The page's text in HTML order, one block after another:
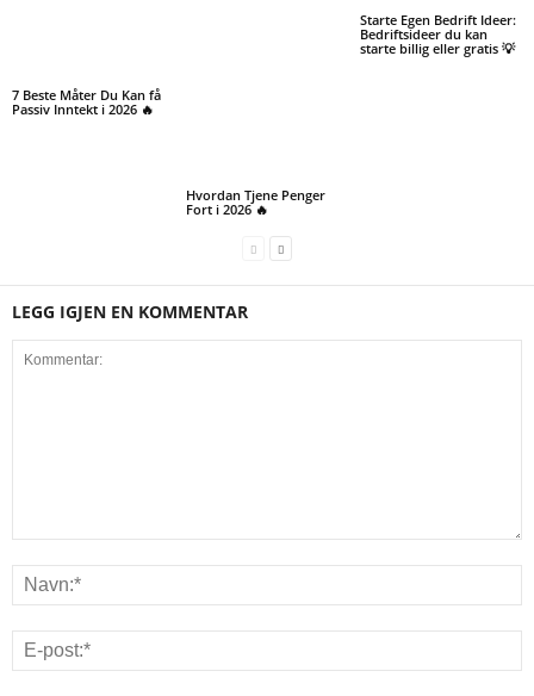
7 Beste Måter Du Kan få
Passiv Inntekt i 2026 🔥
Hvordan Tjene Penger
Fort i 2026 🔥
Starte Egen Bedrift Ideer:
Bedriftsideer du kan
starte billig eller gratis 💡
LEGG IGJEN EN KOMMENTAR